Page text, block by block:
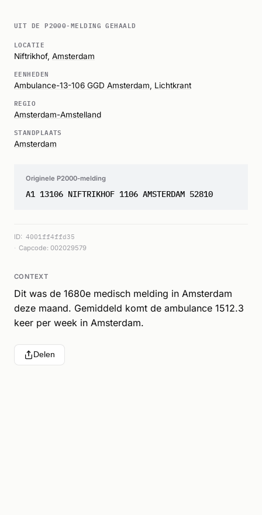
UIT DE P2000-MELDING GEHAALD
LOCATIE
Niftrikhof, Amsterdam
EENHEDEN
Ambulance-13-106 GGD Amsterdam Lichtkrant
REGIO
Amsterdam-Amstelland
STANDPLAATS
Amsterdam
Originele P2000-melding
A1 13106 NIFTRIKHOF 1106 AMSTERDAM 52810
ID: 4001ff4ffd35
Capcode: 002029579
CONTEXT
Dit was de 1680e medisch melding in Amsterdam
deze maand. Gemiddeld komt de ambulance 1512.3
keer per week in Amsterdam.
Delen